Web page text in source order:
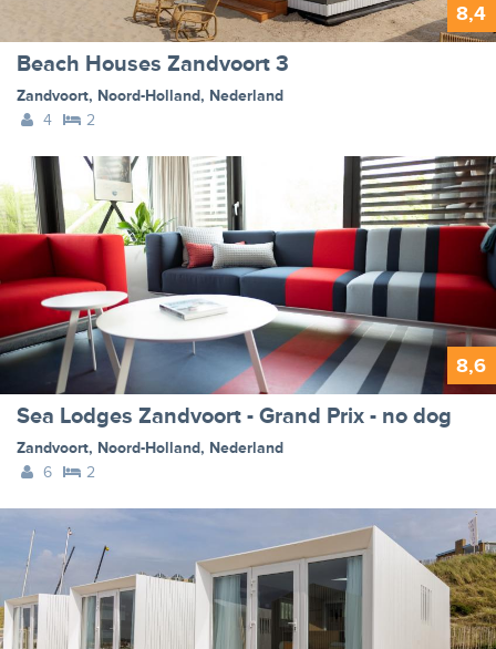
8,4
Beach Houses Zandvoort 3
Zandvoort, Noord-Holland, Nederland
4
2
8,6
Sea Lodges Zandvoort - Grand Prix - no dog
Zandvoort, Noord-Holland, Nederland
6
2